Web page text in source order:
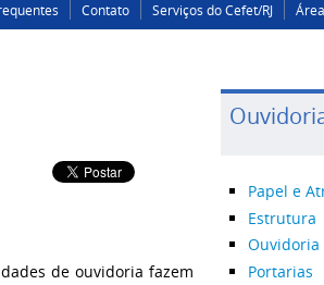
Contato Serviços do Cefet/RJ
de ouvidoria fazem
Papel e
Estrutura
Ouvidoria
Portarias